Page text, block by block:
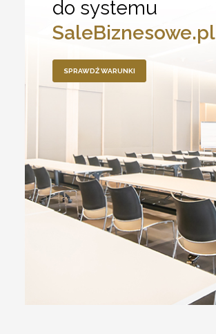
do systemu
SaleBiznesowe.pl
SPRAWDŹ WARUNKI